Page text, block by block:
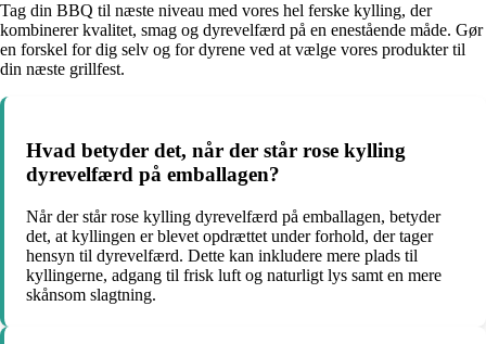
Tag din BBQ til næste niveau med vores hel ferske kylling, der
kombinerer kvalitet, smag og dyrevelfærd på en enestående måde. Gør
en forskel for dig selv og for dyrene ved at vælge vores produkter til
din næste grillfest.
Hvad betyder det, når der står rose kylling
dyrevelfærd på emballagen?
Når der står rose kylling dyrevelfærd på emballagen, betyder
det, at kyllingen er blevet opdrættet under forhold, der tager
hensyn til dyrevelfærd. Dette kan inkludere mere plads til
kyllingerne, adgang til frisk luft og naturligt lys samt en mere
skånsom slagtning.